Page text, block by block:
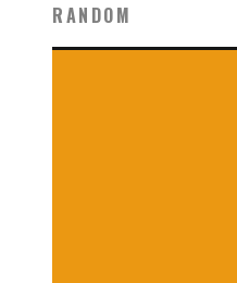
RANDOM